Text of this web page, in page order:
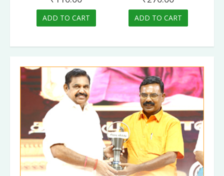
ADD TO CART ADD TO CART